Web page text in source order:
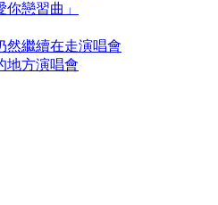
你戀習曲」
然繼續在走演唱會
地方演唱會